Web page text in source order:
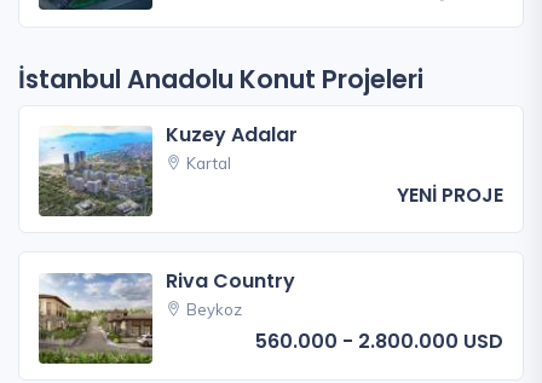
İstanbul Anadolu Konut Projeleri
Kuzey Adalar
Kartal
YENİ PROJE
Riva Country
Beykoz
560.000 - 2.800.000 USD